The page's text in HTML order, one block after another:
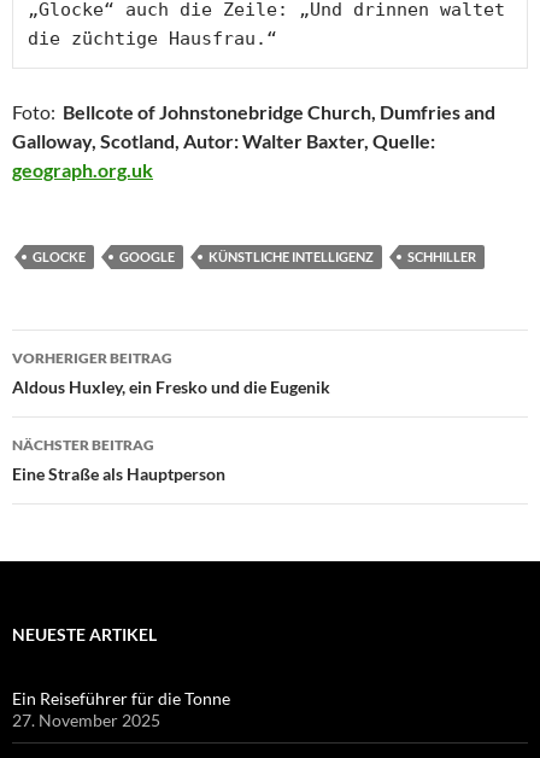
„Glocke“ auch die Zeile: „Und drinnen waltet
die züchtige Hausfrau.“
Foto: Bellcote of Johnstonebridge Church, Dumfries and
Galloway, Scotland, Autor: Walter Baxter, Quelle:
geograph.org.uk
GLOCKE GOOGLE KÜNSTLICHE INTELLIGENZ SCHHILLER
Beitragsnavigation
VORHERIGER BEITRAG
Aldous Huxley, ein Fresko und die Eugenik
NÄCHSTER BEITRAG
Eine Straße als Hauptperson
NEUESTE ARTIKEL
Ein Reiseführer für die Tonne
27. November 2025